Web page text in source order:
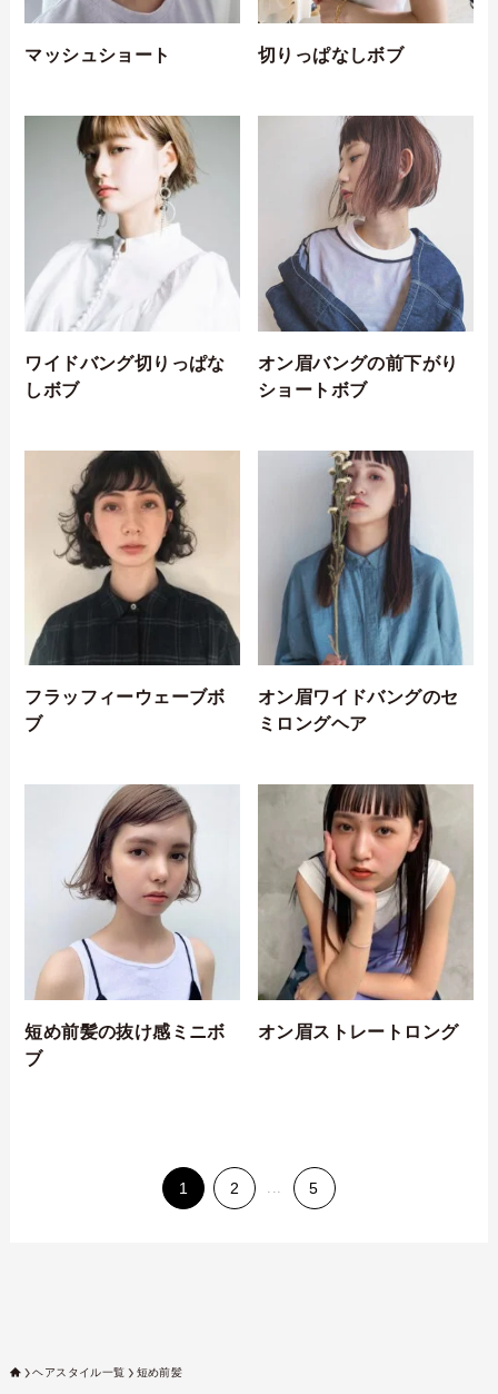
マッシュショート 切りっぱなしボブ
ワイドバング切りっぱな
しボブ
オン眉バングの前下がり
ショートボブ
フラッフィーウェーブボ
ブ
オン眉ワイドバングのセ
ミロングヘア
短め前髪の抜け感ミニボ
ブ
オン眉ストレートロング
1 2 5
ヘアスタイル一覧 短め前髪